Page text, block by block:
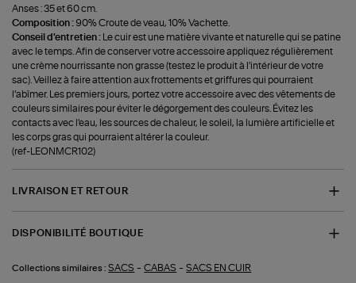
Anses : 35 et 60 cm.
Composition : 90% Croute de veau, 10% Vachette.
Conseil d'entretien :
Le cuir est une matière vivante et naturelle qui se patine
avec le temps. Afin de conserver votre accessoire appliquez régulièrement
une crème nourrissante non grasse (testez le produit à l'intérieur de votre
sac). Veillez à faire attention aux frottements et griffures qui pourraient
l’abîmer. Les premiers jours, portez votre accessoire avec des vêtements de
couleurs similaires pour éviter le dégorgement des couleurs. Évitez les
contacts avec l'eau, les sources de chaleur, le soleil, la lumière artificielle et
les corps gras qui pourraient altérer la couleur.
(ref-LEONMCR102)
LIVRAISON ET RETOUR
DISPONIBILITÉ BOUTIQUE
Collections similaires : SACS -CABAS -SACS EN CUIR